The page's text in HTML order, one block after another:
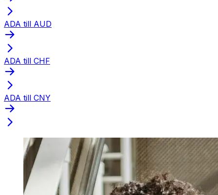
ADA till AUD
ADA till CHF
ADA till CNY